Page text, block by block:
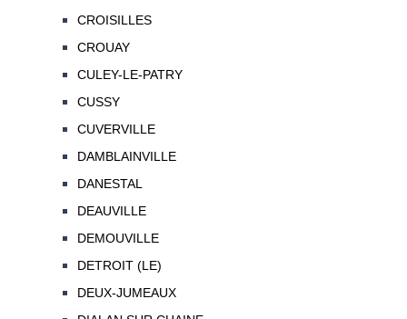
CROISILLES
CROUAY
CULEY-LE-PATRY
CUSSY
CUVERVILLE
DAMBLAINVILLE
DANESTAL
DEAUVILLE
DEMOUVILLE
DETROIT (LE)
DEUX-JUMEAUX